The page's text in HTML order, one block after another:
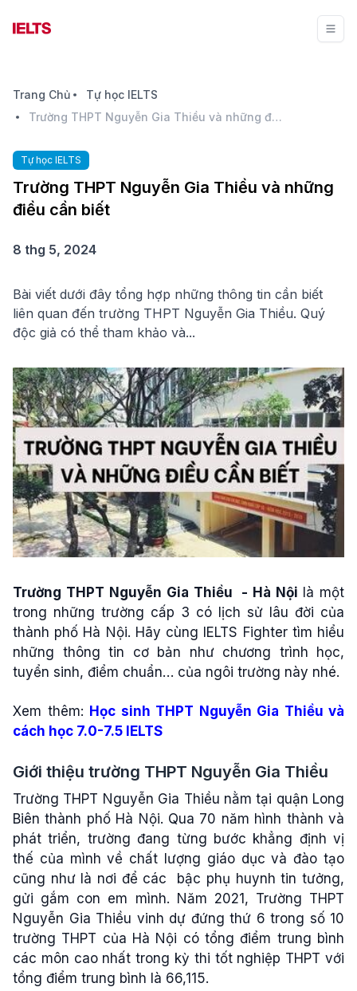
Trang Chủ
Tự học IELTS
Trường THPT Nguyễn Gia Thiều và những điều cần biết
Tự học IELTS
Trường THPT Nguyễn Gia Thiều và những
điều cần biết
8 thg 5, 2024
Bài viết dưới đây tổng hợp những thông tin cần biết
liên quan đến trường THPT Nguyễn Gia Thiều. Quý
độc giả có thể tham khảo và...
Trường THPT Nguyễn Gia Thiều - Hà Nội là một
trong những trường cấp 3 có lịch sử lâu đời của
thành phố Hà Nội. Hãy cùng IELTS Fighter tìm hiểu
những thông tin cơ bản như chương trình học,
tuyển sinh, điểm chuẩn… của ngôi trường này nhé.
Xem thêm: Học sinh THPT Nguyễn Gia Thiều và
cách học 7.0-7.5 IELTS
Giới thiệu trường THPT Nguyễn Gia Thiều
Trường THPT Nguyễn Gia Thiều nằm tại quận Long
Biên thành phố Hà Nội. Qua 70 năm hình thành và
phát triển, trường đang từng bước khẳng định vị
thế của mình về chất lượng giáo dục và đào tạo
cũng như là nơi để các bậc phụ huynh tin tưởng,
gửi gắm con em mình. Năm 2021, Trường THPT
Nguyễn Gia Thiều vinh dự đứng thứ 6 trong số 10
trường THPT của Hà Nội có tổng điểm trung bình
các môn cao nhất trong kỳ thi tốt nghiệp THPT với
tổng điểm trung bình là 66,115.